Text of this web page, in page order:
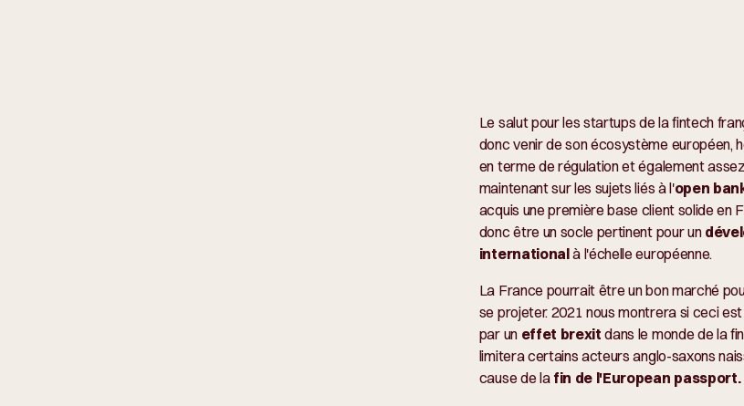
Le salut pour les startups de la fintech
donc venir de son écosystème européen,
en terme de régulation et également
maintenant sur les sujets liés à l'open
acquis une première base client solide en
donc être un socle pertinent pour un
internationalà l'échelle européenne.
La France pourrait être un bon marché
se projeter. 2021 nous montrera si ceci
par un effet brexitdans le monde de la
limitera certains acteurs anglo-saxons
cause de la fin de l'European passport.